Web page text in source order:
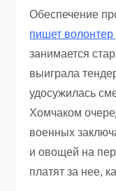
Обеспечение
пишет
занимается
выиграла
удосужилась
Хомчаком
военных
и овощей на
платят за нее,